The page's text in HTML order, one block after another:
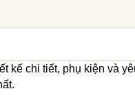
kế chi tiết, phụ kiện và